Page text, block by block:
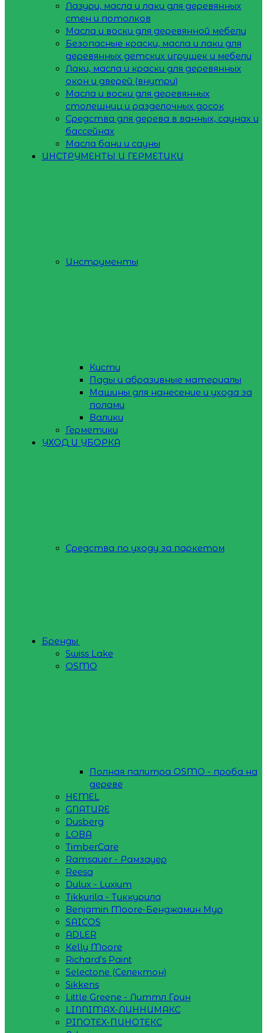
Лазури, масла и лаки для деревянных
стен и потолков
Масла и воски для деревянной мебели
Безопасные краски, масла и лаки для
деревянных детских игрушек и мебели
Лаки, масла и краски для деревянных
окон и дверей (внутри)
Масла и воски для деревянных
столешниц и разделочных досок
Средства для дерева в ванных, саунах и
бассейнах
Масла бани и сауны
ИНСТРУМЕНТЫ И ГЕРМЕТИКИ
Инструменты
Кисти
Пады и абразивные материалы
Машины для нанесение и ухода за
полами
Валики
Герметики
УХОД И УБОРКА
Средства по уходу за паркетом
Бренды
Swiss Lake
OSMO
Полная палитра OSMO - проба на
дереве
HEMEL
GNATURE
Dusberg
LOBA
TimberCare
Ramsauer - Рамзауер
Reesa
Dulux - Luxium
Tikkurila - Тиккурила
Benjamin Moore-Бенджамин Мур
SAICOS
ADLER
Kelly Moore
Richard's Paint
Selectone (Селектон)
Sikkens
Little Greene - Литтл Грин
LINNIMAX-ЛИННИМАКС
PINOTEX-ПИНОТЕКС